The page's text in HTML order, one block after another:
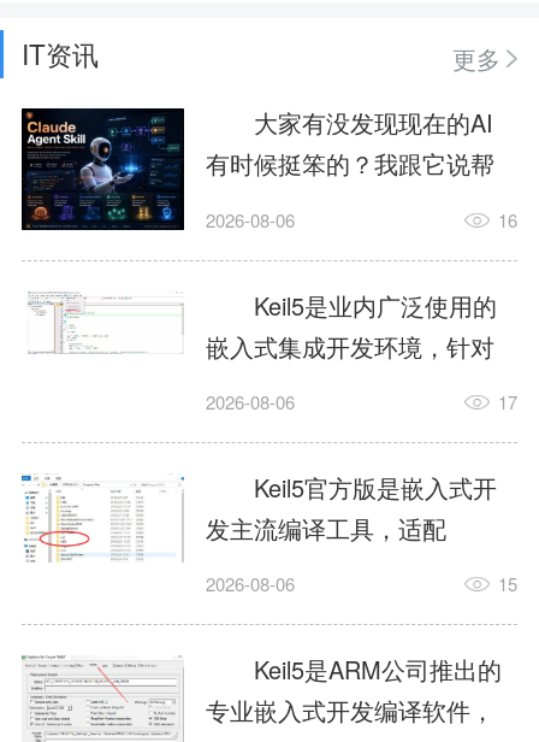
IT资讯
更多
大家有没发现现在的AI
有时候挺笨的？我跟它说帮
我订个明天早上的闹钟，它
这样？因为AI，就是个只会
耍嘴皮子的书呆子。它脑子
里有海量知识，但没有真正
激发出来实力。而
AgentSkill，就是给AI大脑装
上的一双机械手，它真的能
解决很多问题。1什么是
AgentSkillSkill指...
2026-08-06 16
Keil5是业内广泛使用的
嵌入式集成开发环境，针对
ARM、51内核单片机提供编
力，代码编译稳定，调试工
具成熟，大量开源项目基于
该平台开发。新项目需要单
独下载对应芯片支持包，新
手配置难度较高，正版商业
授权费用不菲，未授权版本
存在程序容量限制，适合硬
2026-08-06 17
Keil5官方版是嵌入式开
发主流编译工具，适配
STM32、51单片机等多款芯
在线调试、代码仿真，兼容
众多厂商芯片安装包。软件
需要手动添加器件库，初次
2026-08-06 15
Keil5是ARM公司推出的
专业嵌入式开发编译软件，